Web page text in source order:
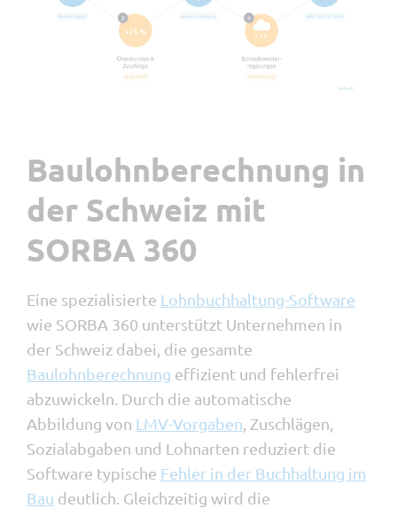
Baulohnberechnung in
der Schweiz mit
SORBA 360
Eine spezialisierte Lohnbuchhaltung-Software
wie SORBA 360 unterstützt Unternehmen in
der Schweiz dabei, die gesamte
Baulohnberechnung effizient und fehlerfrei
abzuwickeln. Durch die automatische
Abbildung von LMV-Vorgaben , Zuschlägen,
Sozialabgaben und Lohnarten reduziert die
Software typische Fehler in der Buchhaltung im
Bau deutlich. Gleichzeitig wird die